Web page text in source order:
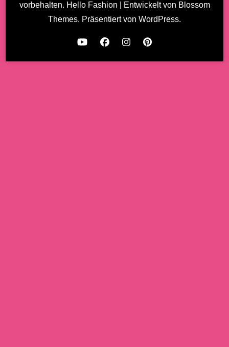
vorbehalten. Hello Fashion | Entwickelt von Blossom
Themes. Präsentiert von WordPress.